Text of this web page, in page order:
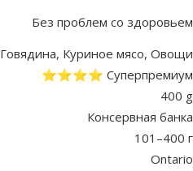
Без проблем со здоровьем
Говядина, Куриное мясо, Овощи
⭐⭐⭐⭐ Суперпремиум
400 g
Консервная банка
101–400 г
Ontario